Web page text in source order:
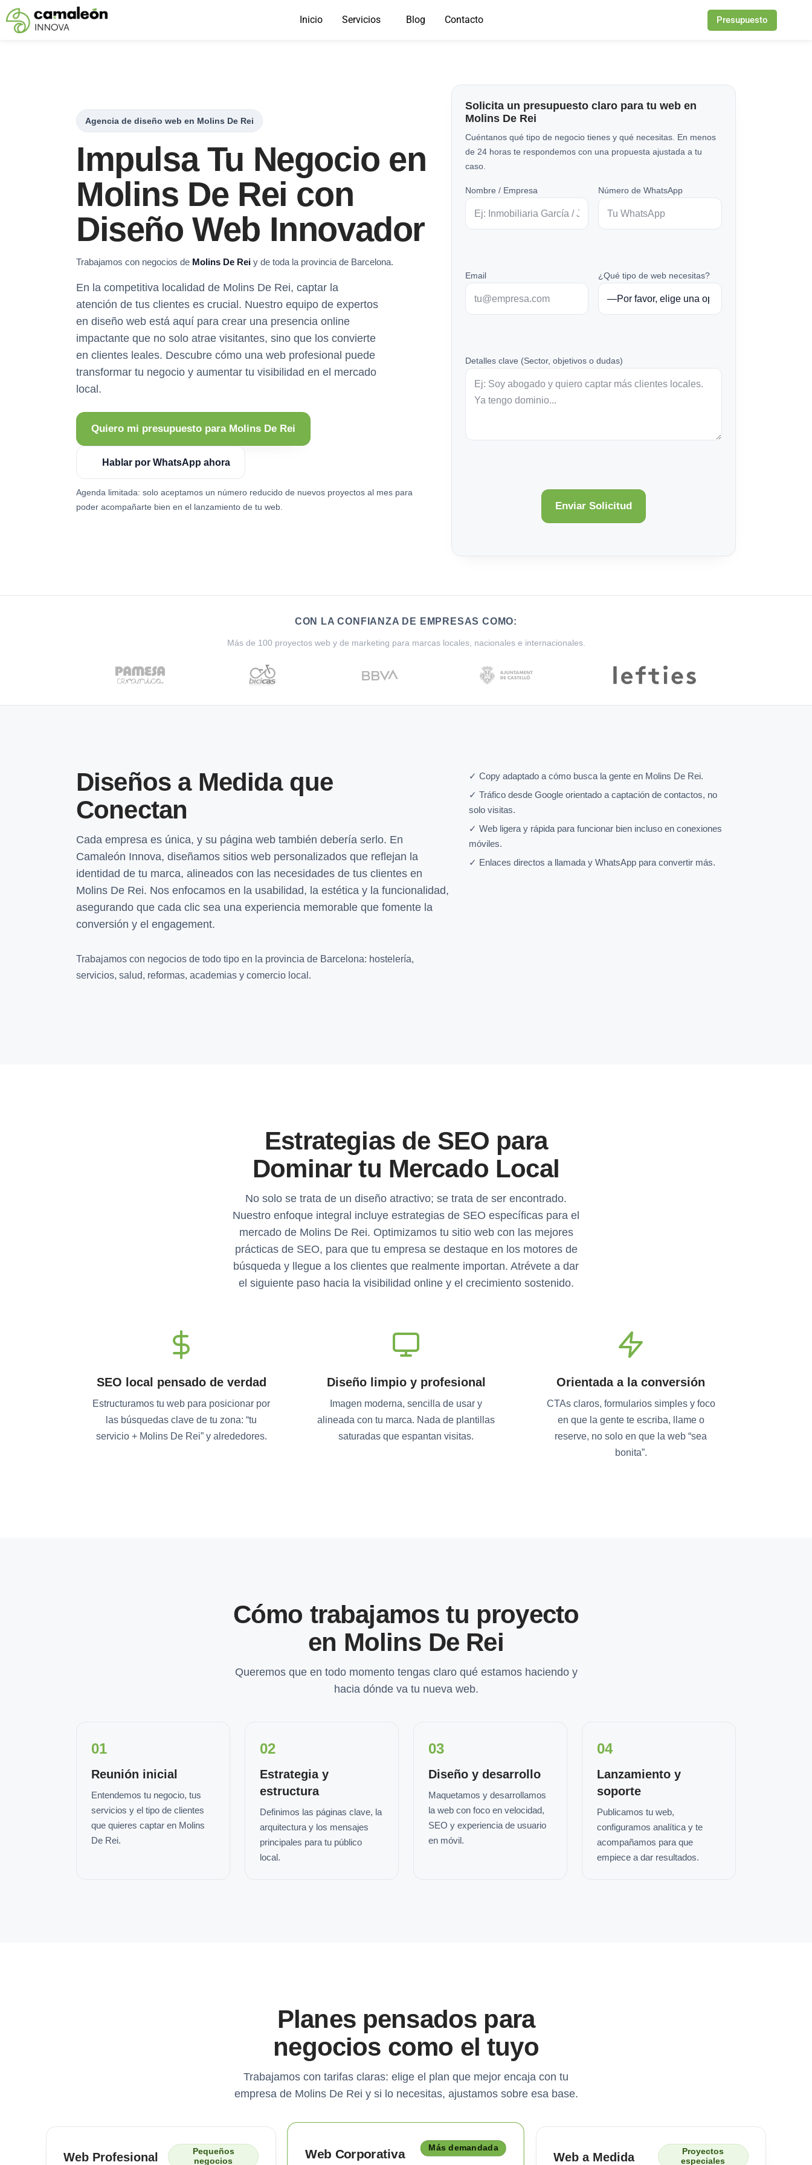
Saltar
Inicio Servicios Blog Contacto Presupuesto
Agencia de diseño web en Molins De Rei
Impulsa Tu Negocio en
Molins De Rei con
Diseño Web Innovador
Trabajamos con negocios de Molins De Rei y de toda la provincia de Barcelona.
En la competitiva localidad de Molins De Rei, captar la
atención de tus clientes es crucial. Nuestro equipo de expertos
en diseño web está aquí para crear una presencia online
impactante que no solo atrae visitantes, sino que los convierte
en clientes leales. Descubre cómo una web profesional puede
transformar tu negocio y aumentar tu visibilidad en el mercado
local.
Quiero mi presupuesto para Molins De Rei
Hablar por WhatsApp ahora
Agenda limitada: solo aceptamos un número reducido de nuevos proyectos al mes para
poder acompañarte bien en el lanzamiento de tu web.
Solicita un presupuesto claro para tu web en
Molins De Rei
Cuéntanos qué tipo de negocio tienes y qué necesitas. En menos
de 24 horas te respondemos con una propuesta ajustada a tu
caso.
Nombre / Empresa Número de WhatsApp
Email ¿Qué tipo de web necesitas?
Detalles clave (Sector, objetivos o dudas)
CON LA CONFIANZA DE EMPRESAS COMO:
Más de 100 proyectos web y de marketing para marcas locales, nacionales e internacionales.
Diseños a Medida que
Conectan
Cada empresa es única, y su página web también debería serlo. En
Camaleón Innova, diseñamos sitios web personalizados que reflejan la
identidad de tu marca, alineados con las necesidades de tus clientes en
Molins De Rei. Nos enfocamos en la usabilidad, la estética y la funcionalidad,
asegurando que cada clic sea una experiencia memorable que fomente la
conversión y el engagement.
Trabajamos con negocios de todo tipo en la provincia de Barcelona: hostelería,
servicios, salud, reformas, academias y comercio local.
✓ Copy adaptado a cómo busca la gente en Molins De Rei.
✓ Tráfico desde Google orientado a captación de contactos, no
solo visitas.
✓ Web ligera y rápida para funcionar bien incluso en conexiones
móviles.
✓ Enlaces directos a llamada y WhatsApp para convertir más.
Estrategias de SEO para
Dominar tu Mercado Local
No solo se trata de un diseño atractivo; se trata de ser encontrado.
Nuestro enfoque integral incluye estrategias de SEO específicas para el
mercado de Molins De Rei. Optimizamos tu sitio web con las mejores
prácticas de SEO, para que tu empresa se destaque en los motores de
búsqueda y llegue a los clientes que realmente importan. Atrévete a dar
el siguiente paso hacia la visibilidad online y el crecimiento sostenido.
SEO local pensado de verdad
Estructuramos tu web para posicionar por
las búsquedas clave de tu zona: “tu
servicio + Molins De Rei” y alrededores.
Diseño limpio y profesional
Imagen moderna, sencilla de usar y
alineada con tu marca. Nada de plantillas
saturadas que espantan visitas.
Orientada a la conversión
CTAs claros, formularios simples y foco
en que la gente te escriba, llame o
reserve, no solo en que la web “sea
bonita”.
Cómo trabajamos tu proyecto
en Molins De Rei
Queremos que en todo momento tengas claro qué estamos haciendo y
hacia dónde va tu nueva web.
01
Reunión inicial
Entendemos tu negocio, tus
servicios y el tipo de clientes
que quieres captar en Molins
De Rei.
02
Estrategia y
estructura
Definimos las páginas clave, la
arquitectura y los mensajes
principales para tu público
local.
03
Diseño y desarrollo
Maquetamos y desarrollamos
la web con foco en velocidad,
SEO y experiencia de usuario
en móvil.
04
Lanzamiento y
soporte
Publicamos tu web,
configuramos analítica y te
acompañamos para que
empiece a dar resultados.
Planes pensados para
negocios como el tuyo
Trabajamos con tarifas claras: elige el plan que mejor encaja con tu
empresa de Molins De Rei y si lo necesitas, ajustamos sobre esa base.
Web Profesional
Pequeños
negocios
Web Corporativa Más demandada
Web a Medida
Proyectos
especiales